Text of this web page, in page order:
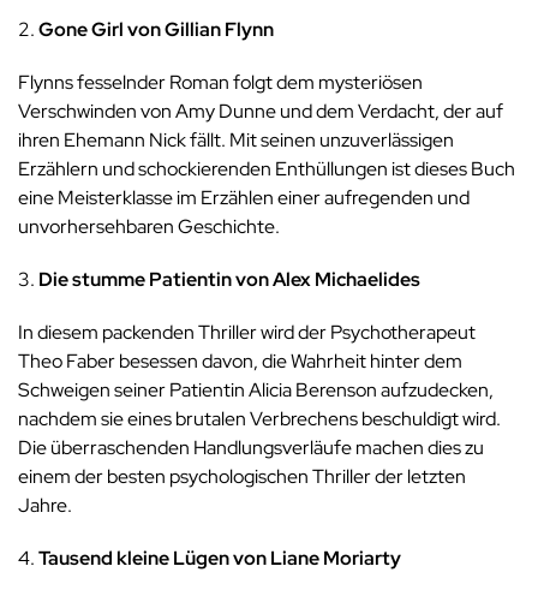
2.Gone Girl von Gillian Flynn
Flynns fesselnder Roman folgt dem mysteriösen
Verschwinden von Amy Dunne und dem Verdacht, der auf
ihren Ehemann Nick fällt. Mit seinen unzuverlässigen
Erzählern und schockierenden Enthüllungen ist dieses Buch
eine Meisterklasse im Erzählen einer aufregenden und
unvorhersehbaren Geschichte.
3. Die stumme Patientin von Alex Michaelides
In diesem packenden Thriller wird der Psychotherapeut
Theo Faber besessen davon, die Wahrheit hinter dem
Schweigen seiner Patientin Alicia Berenson aufzudecken,
nachdem sie eines brutalen Verbrechens beschuldigt wird.
Die überraschenden Handlungsverläufe machen dies zu
einem der besten psychologischen Thriller der letzten
Jahre.
4.Tausend kleine Lügen von Liane Moriarty